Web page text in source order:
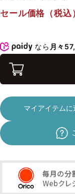
セール価格（税込
なら 月々
マイアイテムに